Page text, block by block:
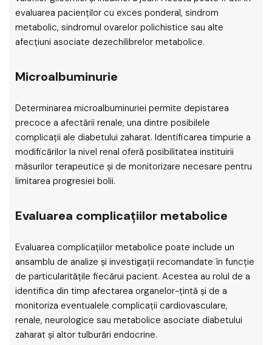
evaluarea pacienților cu exces ponderal, sindrom
metabolic, sindromul ovarelor polichistice sau alte
afecțiuni asociate dezechilibrelor metabolice.
Microalbuminurie
Determinarea microalbuminuriei permite depistarea
precoce a afectării renale, una dintre posibilele
complicații ale diabetului zaharat. Identificarea timpurie a
modificărilor la nivel renal oferă posibilitatea instituirii
măsurilor terapeutice și de monitorizare necesare pentru
limitarea progresiei bolii.
Evaluarea complicațiilor metabolice
Evaluarea complicațiilor metabolice poate include un
ansamblu de analize și investigații recomandate în funcție
de particularitățile fiecărui pacient. Acestea au rolul de a
identifica din timp afectarea organelor-țintă și de a
monitoriza eventualele complicații cardiovasculare,
renale, neurologice sau metabolice asociate diabetului
zaharat și altor tulburări endocrine.